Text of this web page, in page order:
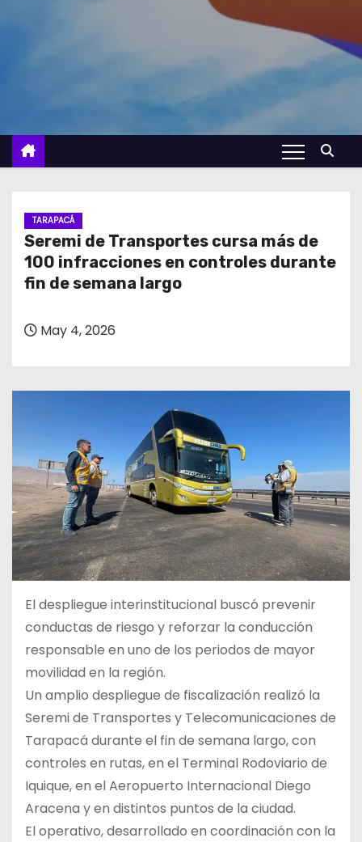
TARAPACÁ
Seremi de Transportes cursa más de
100 infracciones en controles durante
fin de semana largo
May 4, 2026
El despliegue interinstitucional buscó prevenir
conductas de riesgo y reforzar la conducción
responsable en uno de los periodos de mayor
movilidad en la región.
Un amplio despliegue de fiscalización realizó la
Seremi de Transportes y Telecomunicaciones de
Tarapacá durante el fin de semana largo, con
controles en rutas, en el Terminal Rodoviario de
Iquique, en el Aeropuerto Internacional Diego
Aracena y en distintos puntos de la ciudad.
El operativo, desarrollado en coordinación con la